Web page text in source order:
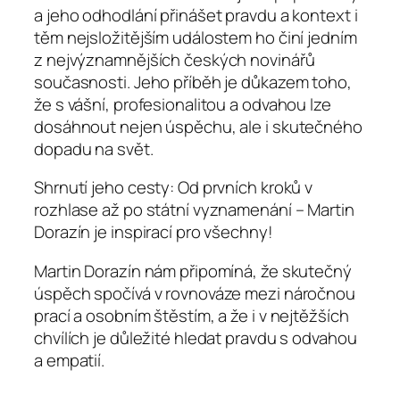
a jeho odhodlání přinášet pravdu a kontext i
těm nejsložitějším událostem ho činí jedním
z nejvýznamnějších českých novinářů
současnosti. Jeho příběh je důkazem toho,
že s vášní, profesionalitou a odvahou lze
dosáhnout nejen úspěchu, ale i skutečného
dopadu na svět.
Shrnutí jeho cesty: Od prvních kroků v
rozhlase až po státní vyznamenání – Martin
Dorazín je inspirací pro všechny!
Martin Dorazín nám připomíná, že skutečný
úspěch spočívá v rovnováze mezi náročnou
prací a osobním štěstím, a že i v nejtěžších
chvílích je důležité hledat pravdu s odvahou
a empatií.